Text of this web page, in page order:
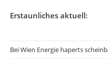
Erstaunliches aktuell:
Bei Wien Energie haperts